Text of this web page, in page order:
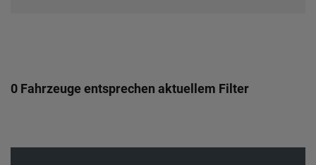
0 Fahrzeuge entsprechen aktuellem Filter